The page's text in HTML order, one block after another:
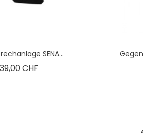
SENA...
CHFPreis